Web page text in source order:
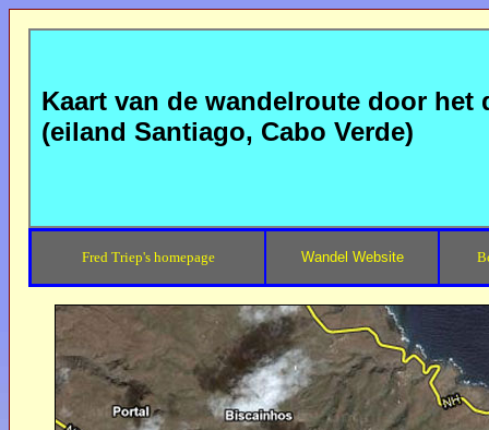
Kaart van de wandelroute door het
(eiland Santiago, Cabo Verde)
Fred Triep's homepage Wandel Website